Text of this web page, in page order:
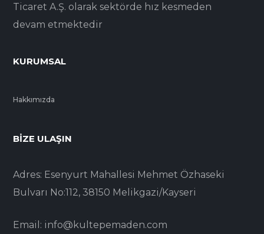
Ticaret A.Ş. olarak sektörde hız kesmeden
devam etmektedir
KURUMSAL
Hakkımızda
BIZE ULAŞIN
Adres: Esenyurt Mahallesi Mehmet Özhaseki
Bulvarı No:112, 38150 Melikgazi/Kayseri
Email: info@kultepemaden.com